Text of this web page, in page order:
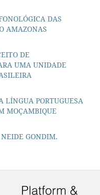
DAS
AMAZONAS
DE
UMA UNIDADE
LÍNGUA PORTUGUESA
MOÇAMBIQUE
GONDIM.